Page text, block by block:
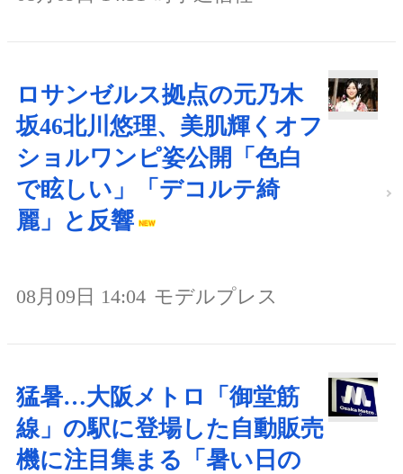
ロサンゼルス拠点の元乃木
坂46北川悠理、美肌輝くオフ
ショルワンピ姿公開「色白
で眩しい」「デコルテ綺
麗」と反響
08月09日 14:04 モデルプレス
猛暑…大阪メトロ「御堂筋
線」の駅に登場した自動販売
機に注目集まる「暑い日の